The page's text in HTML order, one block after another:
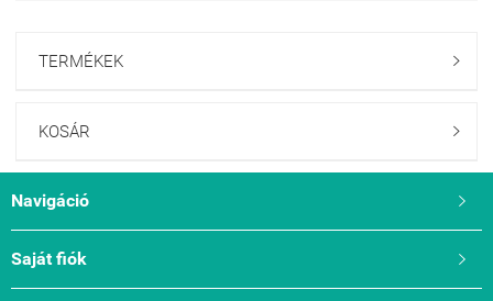
TERMÉKEK 
KOSÁR 
Navigáció 
Saját fiók 